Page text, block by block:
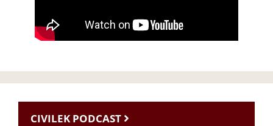
CIVILEK PODCAST